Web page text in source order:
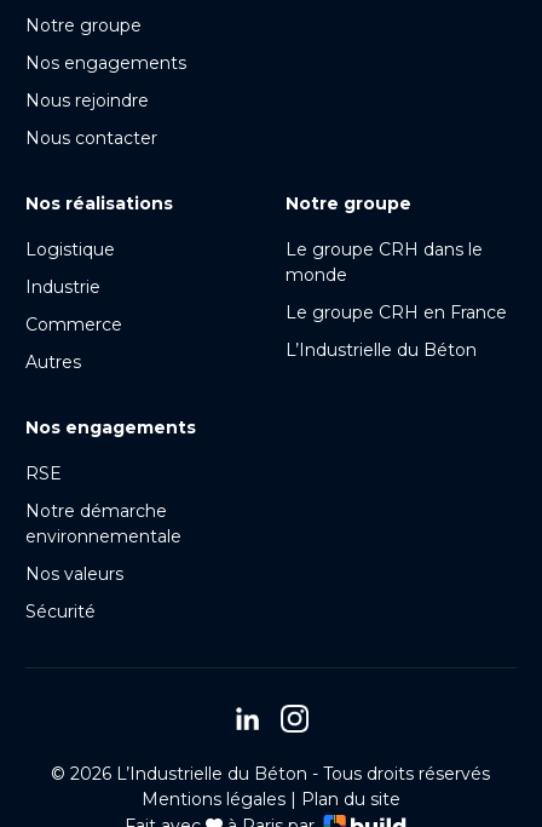
Notre groupe
Nos engagements
Nous rejoindre
Nous contacter
Nos réalisations
Logistique
Industrie
Commerce
Autres
Notre groupe
Le groupe CRH dans le
monde
Le groupe CRH en France
L’Industrielle du Béton
Nos engagements
RSE
Notre démarche
environnementale
Nos valeurs
Sécurité
© 2026 L’Industrielle du Béton - Tous droits réservés
Mentions légales| Plan du site